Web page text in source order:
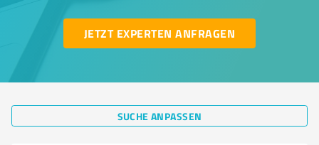
JETZT EXPERTEN ANFRAGEN
SUCHE ANPASSEN